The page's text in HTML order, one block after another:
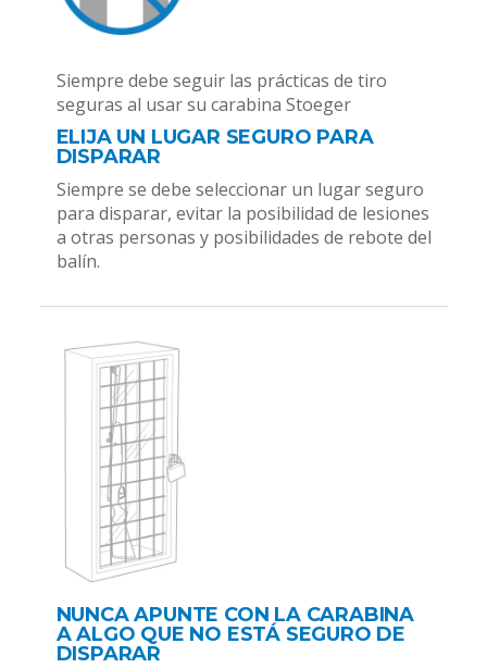
Siempre debe seguir las prácticas de tiro
seguras al usar su carabina Stoeger
ELIJA UN LUGAR SEGURO PARA
DISPARAR
Siempre se debe seleccionar un lugar seguro
para disparar, evitar la posibilidad de lesiones
a otras personas y posibilidades de rebote del
balín.
NUNCA APUNTE CON LA CARABINA
A ALGO QUE NO ESTÁ SEGURO DE
DISPARAR